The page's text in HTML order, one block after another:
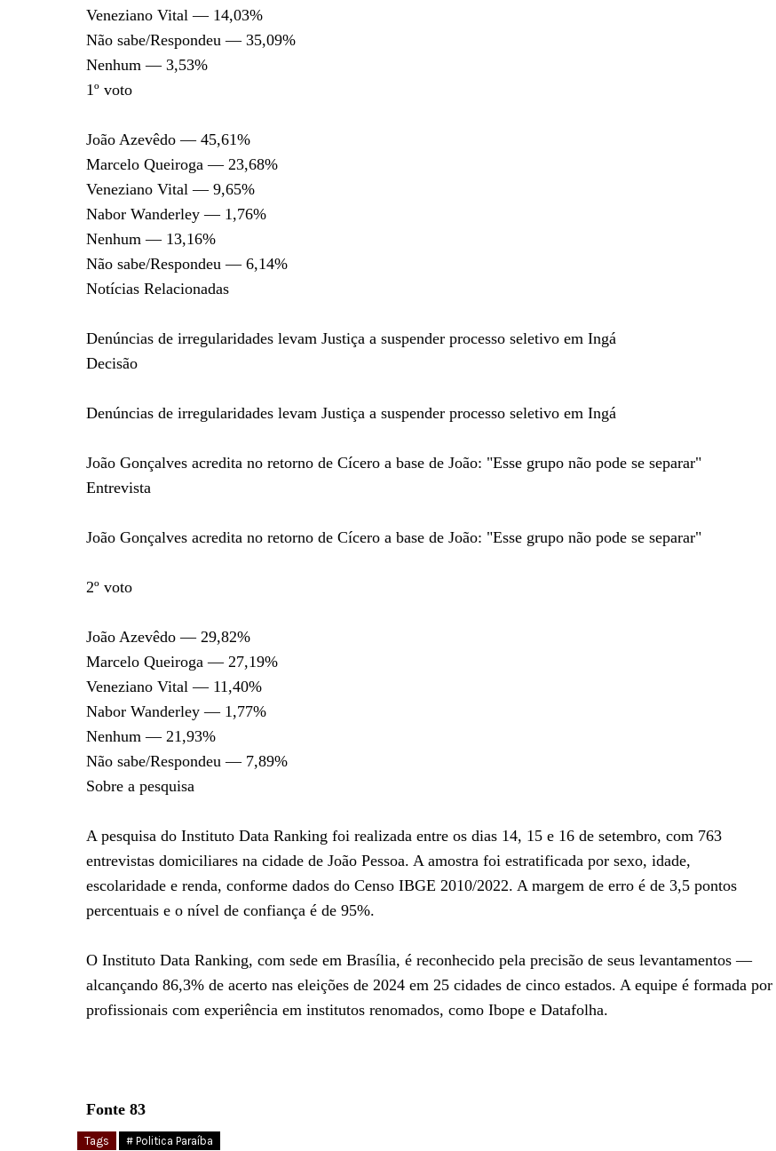
Veneziano Vital — 14,03%
Não sabe/Respondeu — 35,09%
Nenhum — 3,53%
1º voto
João Azevêdo — 45,61%
Marcelo Queiroga — 23,68%
Veneziano Vital — 9,65%
Nabor Wanderley — 1,76%
Nenhum — 13,16%
Não sabe/Respondeu — 6,14%
Notícias Relacionadas
Denúncias de irregularidades levam Justiça a suspender processo seletivo em Ingá
Decisão
Denúncias de irregularidades levam Justiça a suspender processo seletivo em Ingá
João Gonçalves acredita no retorno de Cícero a base de João: "Esse grupo não pode se separar"
Entrevista
João Gonçalves acredita no retorno de Cícero a base de João: "Esse grupo não pode se separar"
2º voto
João Azevêdo — 29,82%
Marcelo Queiroga — 27,19%
Veneziano Vital — 11,40%
Nabor Wanderley — 1,77%
Nenhum — 21,93%
Não sabe/Respondeu — 7,89%
Sobre a pesquisa
A pesquisa do Instituto Data Ranking foi realizada entre os dias 14, 15 e 16 de setembro, com 763
entrevistas domiciliares na cidade de João Pessoa. A amostra foi estratificada por sexo, idade,
escolaridade e renda, conforme dados do Censo IBGE 2010/2022. A margem de erro é de 3,5 pontos
percentuais e o nível de confiança é de 95%.
O Instituto Data Ranking, com sede em Brasília, é reconhecido pela precisão de seus levantamentos —
alcançando 86,3% de acerto nas eleições de 2024 em 25 cidades de cinco estados. A equipe é formada por
profissionais com experiência em institutos renomados, como Ibope e Datafolha.
Fonte 83
Tags # Politica Paraíba